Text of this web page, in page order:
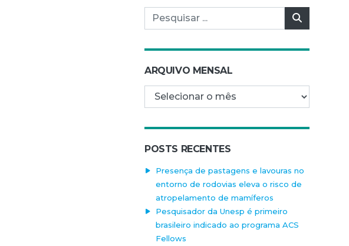
Pesquisar por:
ARQUIVO MENSAL
Arquivo mensal
POSTS RECENTES
Presença de pastagens e lavouras no
entorno de rodovias eleva o risco de
atropelamento de mamíferos
Pesquisador da Unesp é primeiro
brasileiro indicado ao programa ACS
Fellows